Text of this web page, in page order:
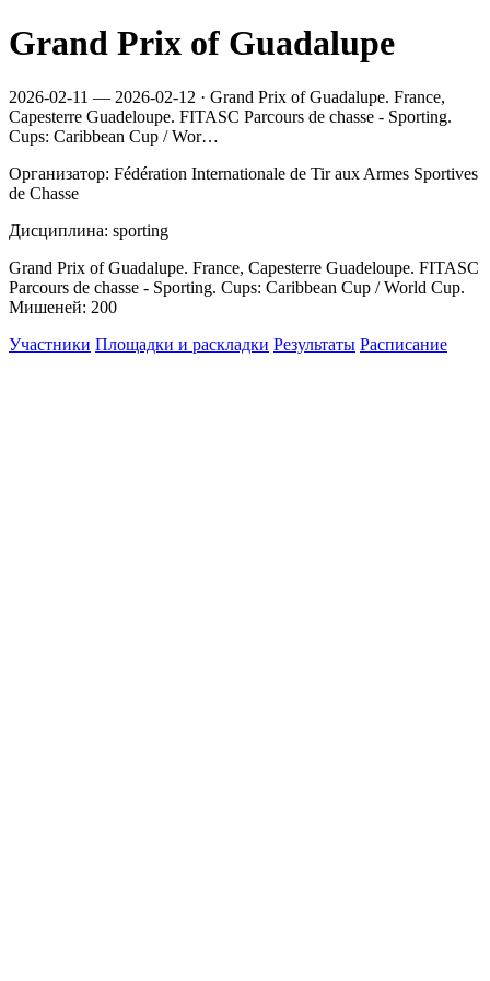
Grand Prix of Guadalupe
2026-02-11 — 2026-02-12 · Grand Prix of Guadalupe. France,
Capesterre Guadeloupe. FITASC Parcours de chasse - Sporting.
Cups: Caribbean Cup / Wor…
Организатор: Fédération Internationale de Tir aux Armes Sportives
de Chasse
Дисциплина: sporting
Grand Prix of Guadalupe. France, Capesterre Guadeloupe. FITASC
Parcours de chasse - Sporting. Cups: Caribbean Cup / World Cup.
Мишеней: 200
Участники Площадки и раскладки Результаты Расписание